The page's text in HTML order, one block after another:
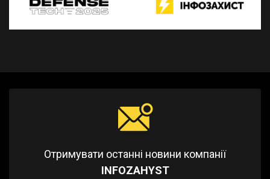
Отримувати останні новини компанії
INFOZAHYST